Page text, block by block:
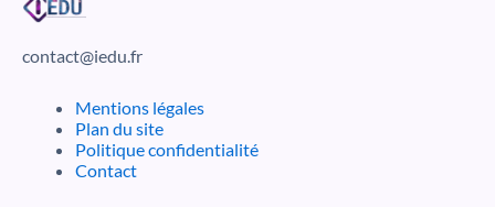
contact@iedu.fr
Mentions légales
Plan du site
Politique confidentialité
Contact